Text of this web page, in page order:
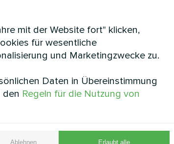
die Zertifikate der Mycond-
Bedürfnisse unserer Kunden
mit der Website fort" klicken,
für wesentliche
und Marketingzwecke zu.
Daten in Übereinstimmung
den Regeln für die Nutzung von
Ablehnen Erlaubt alle